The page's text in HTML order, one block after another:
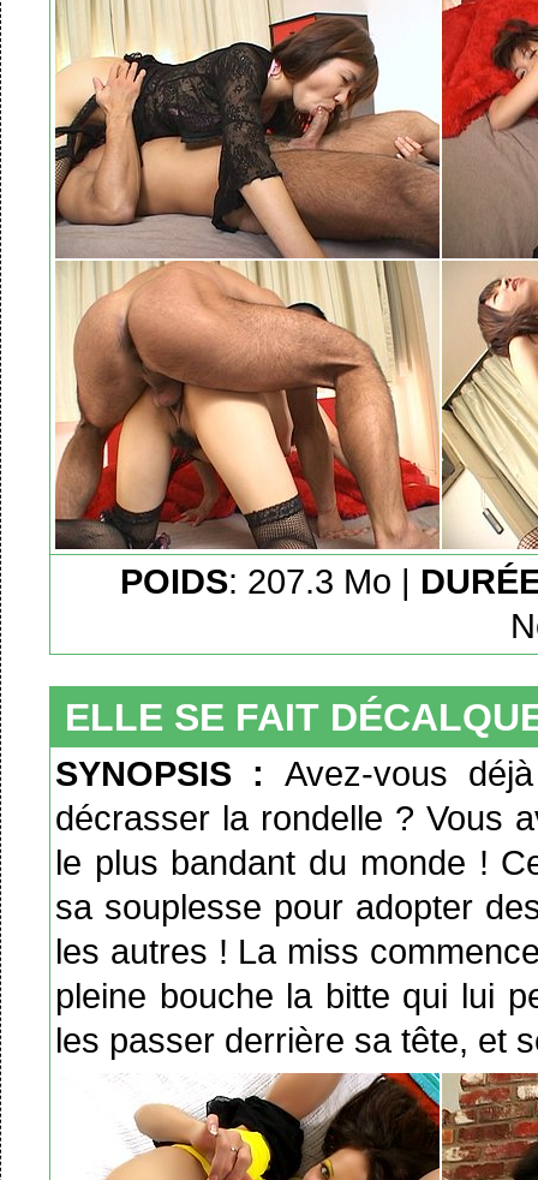
POIDS: 207.3 Mo |
ELLE SE FAIT
SYNOPSIS : Avez-vous
décrasser la rondelle ? Vous
le plus bandant du monde !
sa souplesse pour adopter
les autres ! La miss
pleine bouche la bitte qui lui
les passer derrière sa tête, et